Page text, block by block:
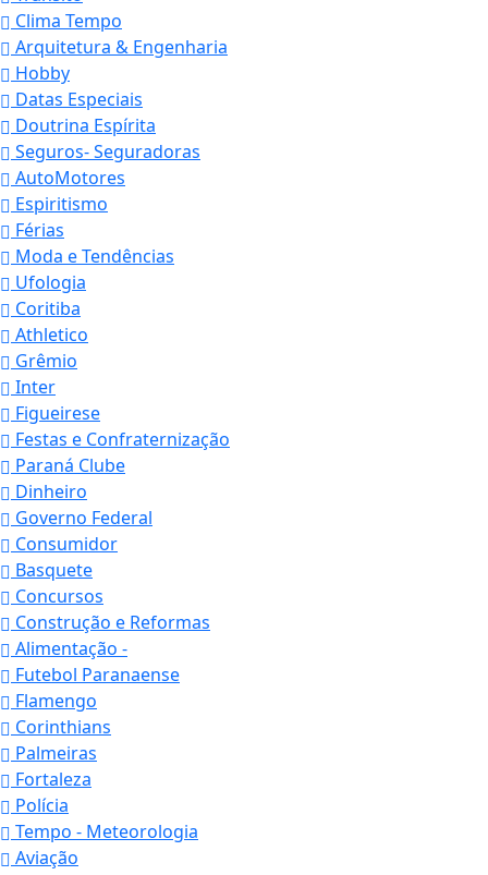
Clima Tempo
Arquitetura & Engenharia
Hobby
Datas Especiais
Doutrina Espírita
Seguros- Seguradoras
AutoMotores
Espiritismo
Férias
Moda e Tendências
Ufologia
Coritiba
Athletico
Grêmio
Inter
Figueirese
Festas e Confraternização
Paraná Clube
Dinheiro
Governo Federal
Consumidor
Basquete
Concursos
Construção e Reformas
Alimentação -
Futebol Paranaense
Flamengo
Corinthians
Palmeiras
Fortaleza
Polícia
Tempo - Meteorologia
Aviação